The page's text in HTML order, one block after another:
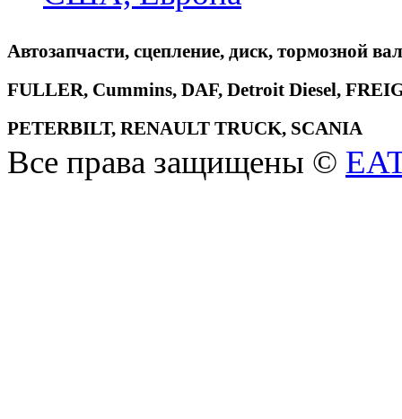
Автозапчасти, сцепление, диск, тормозной
FULLER, Cummins, DAF, Detroit Diesel,
PETERBILT, RENAULT TRUCK, SCANIA
Все права защищены ©